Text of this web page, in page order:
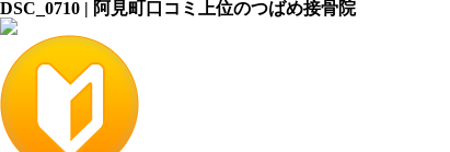
DSC_0710 | 阿見町口コミ上位のつばめ接骨院